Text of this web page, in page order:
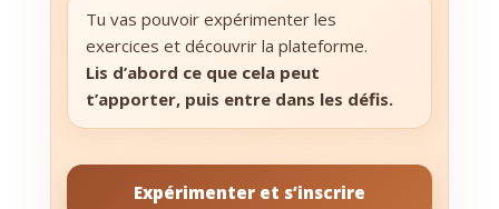
Tu vas pouvoir expérimenter les
exercices et découvrir la plateforme.
Lis d’abord ce que cela peut
t’apporter, puis entre dans les défis.
Expérimenter et s’inscrire